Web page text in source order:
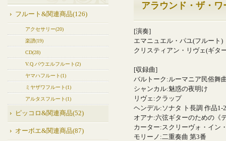
フルート&関連商品(126)
アクセサリー(20)
楽譜(19)
CD(28)
V.Q.パウエルフルート(2)
ヤマハフルート(1)
ミヤザワフルート(1)
アルタスフルート(1)
ピッコロ&関連商品(52)
オーボエ&関連商品(87)
アラウンド・ザ・
[演奏]
エマニュエル・パユ(フルート)
クリスティアン・リヴェ(ギタ
[収録曲]
バルトーク:ルーマニア民俗舞
シャンカル:魅惑の夜明け
リヴェ:クラップ
ヘンデル:ソナタ ト長調 作品1-2
オアナ:六弦ギターのための《
カーター:スクリーヴォ・イン
モリーノ:二重奏曲 第3番